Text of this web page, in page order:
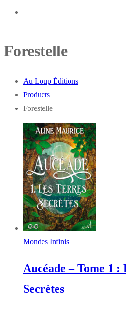
Forestelle
Au Loup Éditions
Products
Forestelle
Mondes Infinis
Aucéade – Tome 1 :
Secrètes